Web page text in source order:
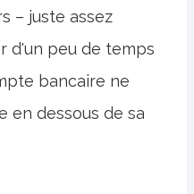
– juste assez
d'un peu de temps
bancaire ne
en dessous de sa